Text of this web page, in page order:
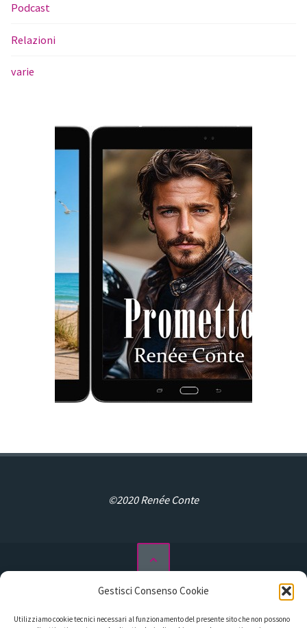
Gestisci Consenso Cookie
Utilizziamo cookie tecnici necessari al funzionamento del presente sito che non possono
Podcast
Relazioni
varie
©2020 Renée Conte
Privacy Policy
Cookie Policy (UE)